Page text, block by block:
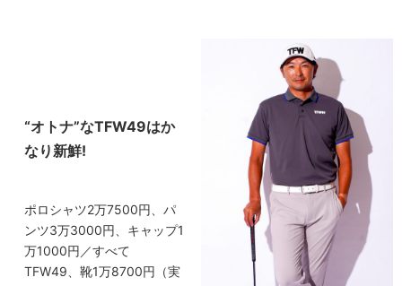
“オトナ”なTFW49はか
なり新鮮!
ポロシャツ2万7500円、パ
ンツ3万3000円、キャップ1
万1000円／すべて
TFW49、靴1万8700円（実